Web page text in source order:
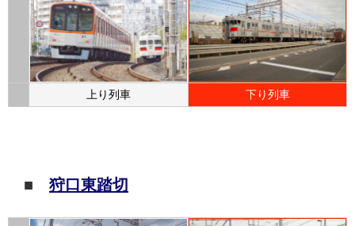
上り列車 下り列車
■ 狩口東踏切